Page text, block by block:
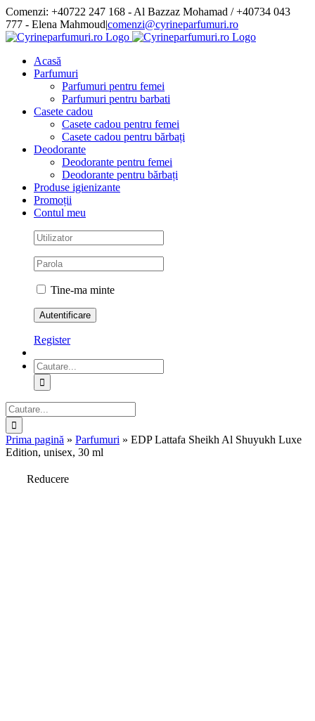
Skip
to
content
Comenzi: +40722 247 168 - Al Bazzaz Mohamad / +40734 043
777 - Elena Mahmoud|comenzi@cyrineparfumuri.ro
Facebook
Acasă
Parfumuri
Parfumuri pentru femei
Parfumuri pentru barbati
Casete cadou
Casete cadou pentru femei
Casete cadou pentru bărbați
Deodorante
Deodorante pentru femei
Deodorante pentru bărbați
Produse igienizante
Promoții
Contul meu
Tine-ma minte
Register
Cautare...
Cautare...
Prima pagină » Parfumuri » EDP Lattafa Sheikh Al Shuyukh Luxe
Edition, unisex, 30 ml
Reducere